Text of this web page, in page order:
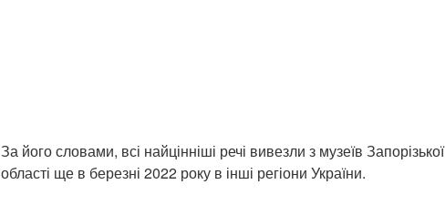
За його словами, всі найцінніші речі вивезли з музеїв Запорізької
області ще в березні 2022 року в інші регіони України.